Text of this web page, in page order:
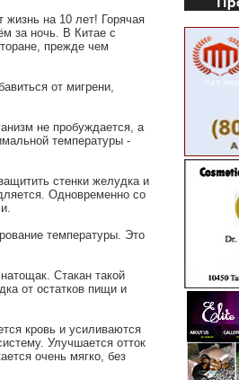
жизнь на 10 лет! Горячая
за ночь. В Китае с
прежде чем
от мигрени,
не пробуждается, а
температуры -
стенки желудка и
Одновременно со
температуры. Это
Стакан такой
от остатков пищи и
кровь и усиливаются
Улучшается отток
очень мягко, без